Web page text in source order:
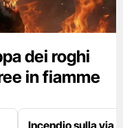
dei roghi
in fiamme